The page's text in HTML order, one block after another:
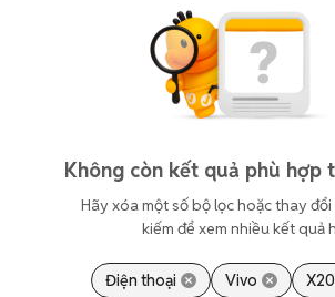
Không còn kết quả phù hợp
Hãy xóa một số bộ lọc hoặc thay đổi
kiếm để xem nhiều kết quả
Điện thoại Vivo